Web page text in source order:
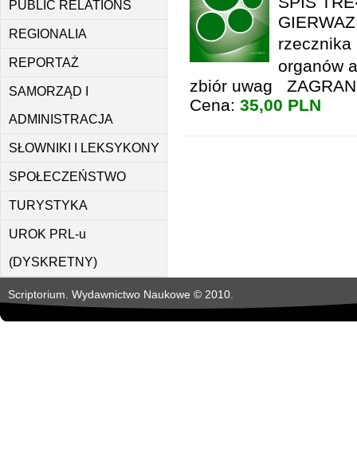
PUBLIC RELATIONS
REGIONALIA
REPORTAŻ
SAMORZĄD I
ADMINISTRACJA
SŁOWNIKI I LEKSYKONY
SPOŁECZEŃSTWO
TURYSTYKA
UROK PRL-u
(DYSKRETNY)
organów
zbiór uwag
Cena: 35,00 PLN
Scriptorium. Wydawnictwo Naukowe © 2010.